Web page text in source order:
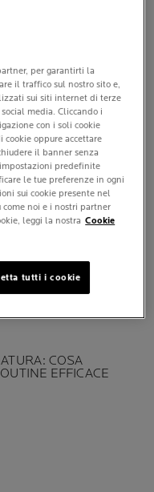
i segni visibili
ai nuovi bisogni
l’idratazione ,
il colorito e
più efficaci
come scegliere le
cutanea e
formule studiate per
ottimale
la pelle matura
COSA
EFFICACE
per garantirti la
il traffico sul nostro sito e,
sui siti internet di terze
media. Cliccando i
con i soli cookie
cookie oppure accettare
il banner senza
predefinite
le tue preferenze in ogni
sui cookie presente nel
come noi e i nostri partner
leggi la nostra Cookie
tutti i cookie